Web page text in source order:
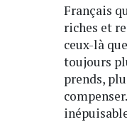
Français
riches et
ceux-là
toujours
prends,